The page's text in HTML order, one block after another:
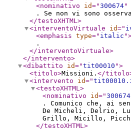
<nominativo
id="300674"
. Se non vi sono
</testoXHTML>
<interventoVirtuale
id="
<emphasis type=" italic "
.
</interventoVirtuale>
</intervento>
<dibattito
id="tit00010 ">
<titolo>Missioni. </titolo
<intervento
id="
<testoXHTML>
<nominativo
id="300674
. Comunico che, ai
De Micheli, Delrio,
Grillo, Micillo, Picchi
</testoXHTML>